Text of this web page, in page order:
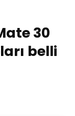
30
belli